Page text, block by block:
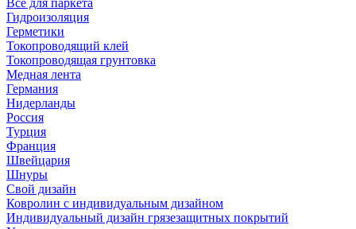
Все для паркета
Гидроизоляция
Герметики
Токопроводящий клей
Токопроводящая грунтовка
Медная лента
Германия
Нидерланды
Россия
Турция
Франция
Швейцария
Шнуры
Свой дизайн
Ковролин с индивидуальным дизайном
Индивидуальный дизайн грязезащитных покрытий